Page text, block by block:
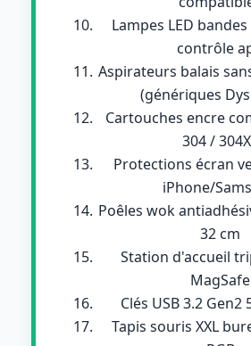
Lampes LED bandes
contrôle
Aspirateurs balais
(génériques
Cartouches encre
304 /
Protections écran
iPhone/
Poêles wok
32 cm
Station d'accueil
MagSafe
Clés USB 3.2 Gen2
Tapis souris XXL